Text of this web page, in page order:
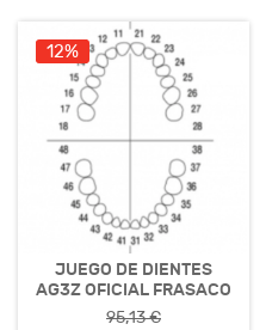
12%
JUEGO DE DIENTES
AG3Z OFICIAL FRASACO
95,13 €